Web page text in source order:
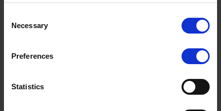
Selection
Necessary
Preferences
Statistics
matière. Grâce à eux, ce